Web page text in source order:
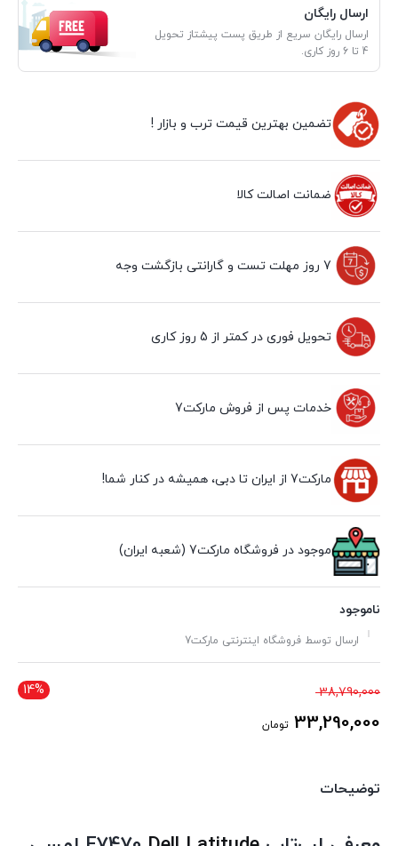
ارسال رایگان
ارسال رایگان سریع از طریق پست پیشتاز تحویل
4 تا 6 روز کاری.
تضمین بهترین قیمت ترب و بازار !
ضمانت اصالت کالا
7 روز مهلت تست و گارانتی بازگشت وجه
تحویل فوری در کمتر از 5 روز کاری
خدمات پس از فروش مارکت7
مارکت7 از ایران تا دبی، همیشه در کنار شما!
موجود در فروشگاه مارکت7 (شعبه ایران)
ناموجود
ارسال توسط فروشگاه اینترنتی مارکت7
14% 38,790,000قیمت
اصلی
33,290,000 تومان
توضیحات